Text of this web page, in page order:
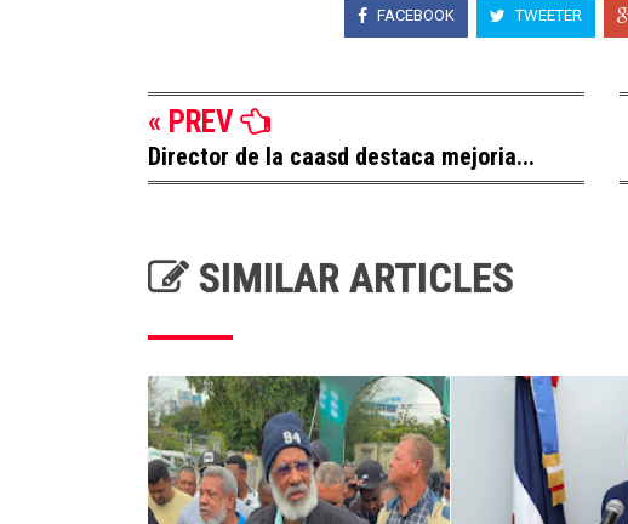
FACEBOOK TWEETER
« PREV
Director de la caasd destaca mejoria...
SIMILAR ARTICLES